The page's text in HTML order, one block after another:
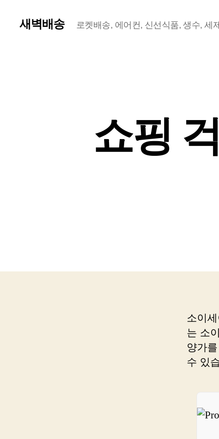
새벽배송 로켓배송, 에어컨, 신선식품, 생수, 세
쇼핑
소이
는 소
양가
수 있